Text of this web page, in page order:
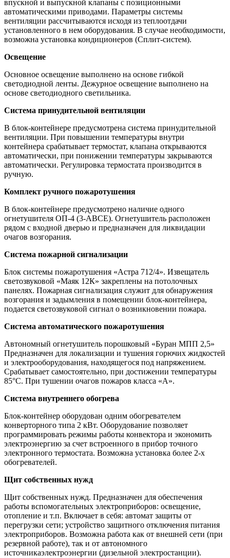
впускной и выпускной клапаны с позиционными
автоматическими приводами. Параметры системы
вентиляции рассчитываются исходя из теплоотдачи
установленного в нем оборудования. В случае необходимости,
возможна установка кондиционеров (Сплит-систем).
Освещение
Основное освещение выполнено на основе гибкой
светодиодной ленты. Дежурное освещение выполнено на
основе светодиодного светильника.
Система принудительной вентиляции
В блок-контейнере предусмотрена система принудительной
вентиляции. При повышении температуры внутри
контейнера срабатывает термостат, клапана открываются
автоматически, при понижении температуры закрываются
автоматически. Регулировка термостата производится в
ручную.
Комплект ручного пожаротушения
В блок-контейнере предусмотрено наличие одного
огнетушителя ОП-4 (3-ABCE). Огнетушитель расположен
рядом с входной дверью и предназначен для ликвидации
очагов возгорания.
Система пожарной сигнализации
Блок системы пожаротушения «Астра 712/4». Извещатель
светозвуковой «Маяк 12К» закреплены на потолочных
панелях. Пожарная сигнализация служит для обнаружения
возгорания и задымления в помещении блок-контейнера,
подается светозвуковой сигнал о возникновении пожара.
Система автоматического пожаротушения
Автономный огнетушитель порошковый «Буран МПП 2,5»
Предназначен для локализации и тушения горючих жидкостей
и электрооборудования, находящегося под напряжением.
Срабатывает самостоятельно, при достижении температуры
85°С. При тушении очагов пожаров класса «А».
Система внутреннего обогрева
Блок-контейнер оборудован одним обогревателем
конверторного типа 2 кВт. Оборудование позволяет
программировать режимы работы конвектора и экономить
электроэнергию за счет встроенного в прибор точного
электронного термостата. Возможна установка более 2-х
обогревателей.
Щит собственных нужд
Щит собственных нужд. Предназначен для обеспечения
работы вспомогательных электроприборов: освещение,
отопление и т.п. Включает в себя: автомат защиты от
перегрузки сети; устройство защитного отключения питания
электроприборов. Возможна работа как от внешней сети (при
резервной работе), так и от автономного
источникаэлектроэнергии (дизельной электростанции).